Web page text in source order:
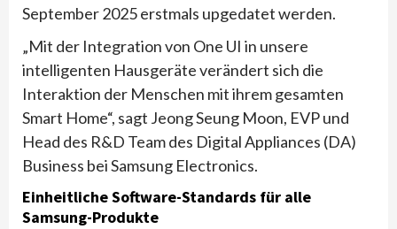
September 2025 erstmals upgedatet werden.
„Mit der Integration von One UI in unsere
intelligenten Hausgeräte verändert sich die
Interaktion der Menschen mit ihrem gesamten
Smart Home“, sagt Jeong Seung Moon, EVP und
Head des R&D Team des Digital Appliances (DA)
Business bei Samsung Electronics.
Einheitliche Software-Standards für alle
Samsung-Produkte